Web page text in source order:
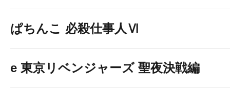
ぱちんこ 必殺仕事人Ⅵ
e 東京リベンジャーズ 聖夜決戦編